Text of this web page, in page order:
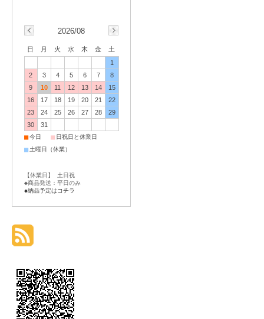
2026/08
日 月 火 水 木 金
土
1
2
3 4 5 6 7
8
9
10 11 12 13 14
15
16
17 18 19 20 21
22
23
24 25 26 27 28
29
30
31
■今日 ■ 日祝日と休業日
■ 土曜日（休業）
【休業日】 土日祝
◆商品発送：平日のみ
◆納品予定はコチラ